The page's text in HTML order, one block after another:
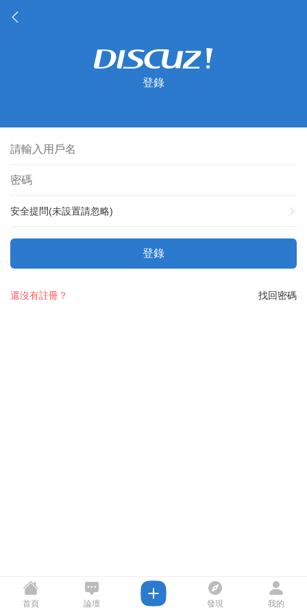
登錄
安全提問(未設置請忽略)
登錄
找回密碼
還沒有註冊？
首頁 論壇 發現 我的